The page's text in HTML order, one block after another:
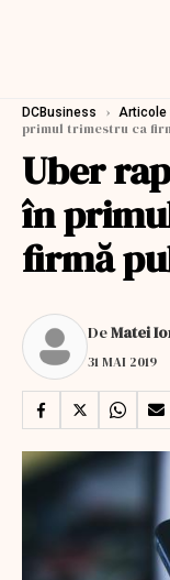
DCBusiness › Articole
primul trimestru ca
Uber
în
firmă
DeMatei
31 MAI 2019